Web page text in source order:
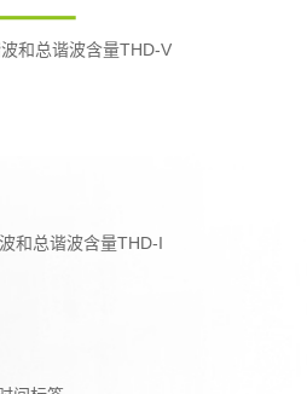
和总谐波含量THD-V
和总谐波含量THD-I